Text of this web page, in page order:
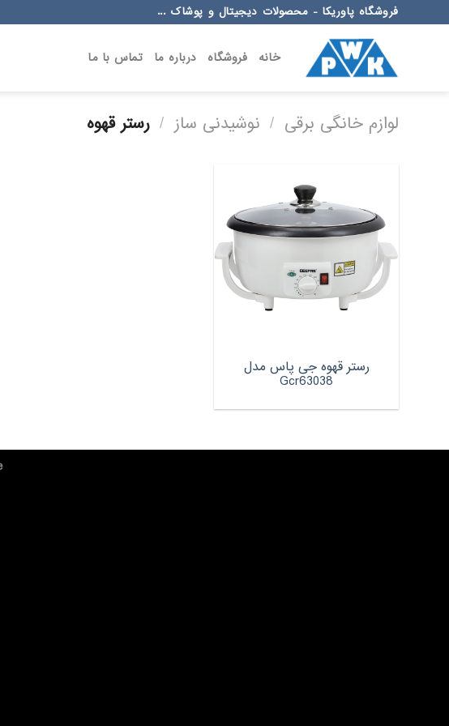
to
فروشگاه پاوریکا - محصولات دیجیتال و پوشاک ...
خانه فروشگاه درباره ما تماس با ما
لوازم خانگی برقی / نوشیدنی ساز / رستر قهوه
رستر قهوه جی پاس مدل
Gcr63038